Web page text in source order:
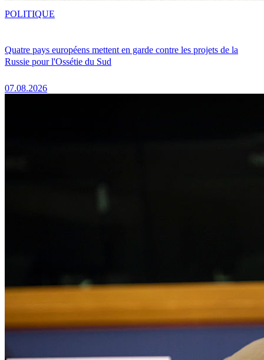
Quatre pays européens mettent en garde contre les projets de la
Russie pour l'Ossétie du Sud
07.08.2026
POLITIQUE